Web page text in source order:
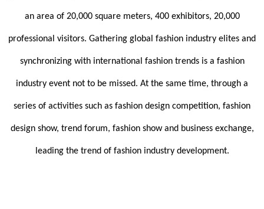
an area of 20,000 square meters, 400 exhibitors, 20,000
professional visitors. Gathering global fashion industry elites and
synchronizing with international fashion trends is a fashion
industry event not to be missed. At the same time, through a
series of activities such as fashion design competition, fashion
design show, trend forum, fashion show and business exchange,
leading the trend of fashion industry development.